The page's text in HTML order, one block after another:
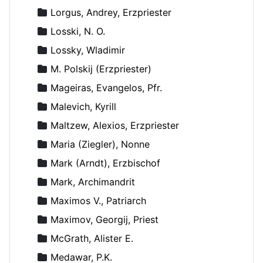
Lorgus, Andrey, Erzpriester
Losski, N. O.
Lossky, Wladimir
M. Polskij (Erzpriester)
Mageiras, Evangelos, Pfr.
Malevich, Kyrill
Maltzew, Alexios, Erzpriester
Maria (Ziegler), Nonne
Mark (Arndt), Erzbischof
Mark, Archimandrit
Maximos V., Patriarch
Maximov, Georgij, Priest
McGrath, Alister E.
Medawar, P.K.